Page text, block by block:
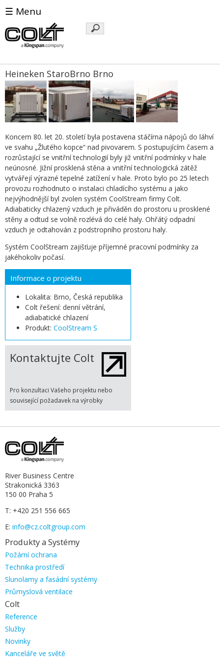
☰ Menu
Klíčová
slova
Heineken StaroBrno Brno
Koncem 80. let 20. století byla postavena stáčírna nápojů do láhví
ve svahu „Žlutého kopce“ nad pivovarem. S postupujícím časem a
rozrůstající se vnitřní technologií byly již vnitřní podmínky v hale
neúnosné. Jižní prosklená stěna a vnitřní technologická zátěž
vytvářejí výrazné tepelné zatížení v hale. Proto bylo po 25 letech
provozu rozhodnuto o instalaci chladícího systému a jako
nejvýhodnější byl zvolen systém CoolStream firmy Colt.
Adiabaticky chlazený vzduch je přiváděn do prostoru u prosklené
stěny a odtud se volně rozlévá do celé haly. Ohřátý odpadní
vzduch je odtahován z podstropního prostoru haly.
Systém CoolStream zajišťuje příjemné pracovní podmínky za
jakéhokoliv počasí.
Informace o projektu
Lokalita: Brno, Česká republika
Colt řešení: denní větrání,
adiabatické chlazení
Produkt: CoolStream S
Kontaktujte Colt
Pro konzultaci Vašeho projektu nebo
související požadavek na výrobky
River Business Centre
Strakonická 3363
150 00 Praha 5
T: +420 251 556 665
E: info@cz.coltgroup.com
Produkty a Systémy
Přeskočit
navigaci
Požární ochrana
Technika prostředí
Slunolamy a fasádní systémy
Průmyslová ventilace
Colt
Přeskočit
navigaci
Reference
Služby
Novinky
Kanceláře ve světě